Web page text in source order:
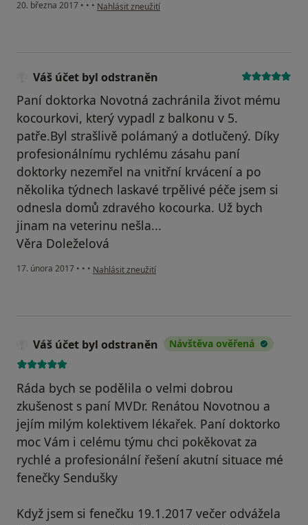
20. března 2017 • • • podle názoru uživatele Váš účet byl odstraněn
Nahlásit zneužití
Váš účet byl odstraněn
Paní doktorka Novotná zachránila život mému
kocourkovi, který vypadl z balkonu v 5.
patře.Byl strašlivě polámaný a dotlučený. Díky
profesionálnímu rychlému zásahu paní
doktorky nezemřel na vnitřní krvácení a po
několika týdnech laskavé trpělivé péče jsem si
odnesla domů zdravého kocourka. Už bych
jinam na veterinu nešla...
Věra Doleželová
17. února 2017 • • • podle názoru uživatele Váš účet byl odstraněn
Nahlásit zneužití
Váš účet byl odstraněn Návštěva ověřená
Ráda bych se podělila o velmi dobrou
zkušenost s paní MVDr. Renátou Novotnou a
jejím milým kolektivem lékařek. Paní doktorko
moc Vám i celému týmu chci pokěkovat za
rychlé a profesionální řešení akutní situace mé
fenečky Sendušky
Když jsem si fenečku 19.1.2017 večer odvážela